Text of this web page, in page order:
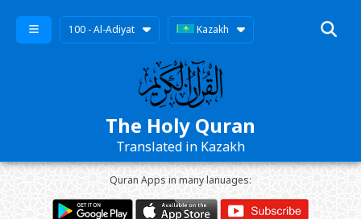
100 - Al-Adiyat Kazakh
The Holy Quran
Translated in Kazakh
Quran Apps in many lanuages: